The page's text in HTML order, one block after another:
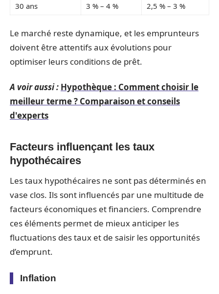
30 ans
3 % – 4 % 2,5 % – 3 %
Le marché reste dynamique, et les emprunteurs
doivent être attentifs aux évolutions pour
optimiser leurs conditions de prêt.
A voir aussi : Hypothèque : Comment choisir le
meilleur terme ? Comparaison et conseils
d'experts
Facteurs influençant les taux
hypothécaires
Les taux hypothécaires ne sont pas déterminés en
vase clos. Ils sont influencés par une multitude de
facteurs économiques et financiers. Comprendre
ces éléments permet de mieux anticiper les
fluctuations des taux et de saisir les opportunités
d’emprunt.
Inflation